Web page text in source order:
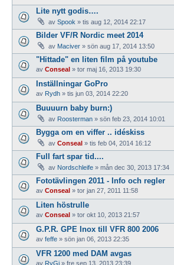
Lite nytt godis….
av Spook » tis aug 12, 2014 22:17
Bilder VF/R Nordic meet 2014
av Maciver » sön aug 17, 2014 13:50
"Hittade" en liten film på youtube
av Conseal » tor maj 16, 2013 19:30
Inställningar GoPro
av Rydh » tis jun 03, 2014 22:20
Buuuurn baby burn:)
av Roosterman » sön feb 23, 2014 10:01
Bygga om en viffer .. idéskiss
av Conseal » tis feb 04, 2014 16:12
Full fart spar tid....
av Nordschleife » mån dec 30, 2013 17:34
Fototävlingen 2011 - Info och regler
av Conseal » tor jan 27, 2011 11:58
Liten höstrulle
av Conseal » tor okt 10, 2013 21:57
G.P.R. GPE Inox till VFR 800 2006
av feffe » sön jan 06, 2013 22:35
VFR 1200 med DAM avgas
av RyGi » fre sep 13, 2013 23:39